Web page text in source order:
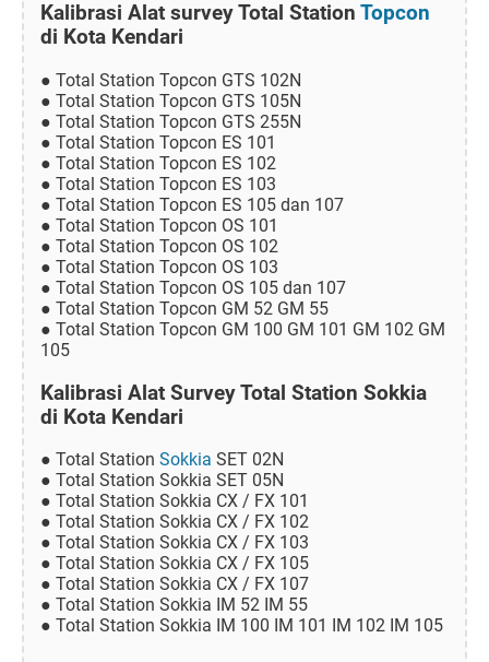
Kalibrasi Alat survey Total Station Topcon
di Kota Kendari
● Total Station Topcon GTS 102N
● Total Station Topcon GTS 105N
● Total Station Topcon GTS 255N
● Total Station Topcon ES 101
● Total Station Topcon ES 102
● Total Station Topcon ES 103
● Total Station Topcon ES 105 dan 107
● Total Station Topcon OS 101
● Total Station Topcon OS 102
● Total Station Topcon OS 103
● Total Station Topcon OS 105 dan 107
● Total Station Topcon GM 52 GM 55
● Total Station Topcon GM 100 GM 101 GM 102 GM
105
Kalibrasi Alat Survey Total Station Sokkia
di Kota Kendari
● Total Station Sokkia SET 02N
● Total Station Sokkia SET 05N
● Total Station Sokkia CX / FX 101
● Total Station Sokkia CX / FX 102
● Total Station Sokkia CX / FX 103
● Total Station Sokkia CX / FX 105
● Total Station Sokkia CX / FX 107
● Total Station Sokkia IM 52 IM 55
● Total Station Sokkia IM 100 IM 101 IM 102 IM 105